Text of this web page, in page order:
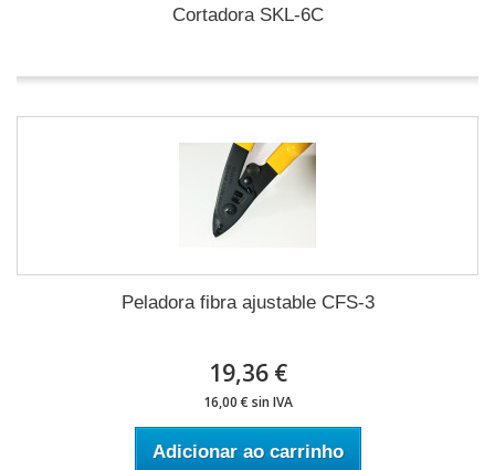
Cortadora SKL-6C
Peladora fibra ajustable CFS-3
19,36 €
16,00 € sin IVA
Adicionar ao carrinho